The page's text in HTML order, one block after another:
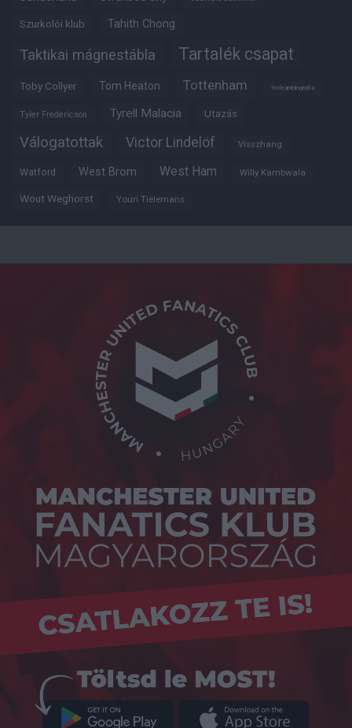
Szurkolói klub Tahith Chong
Taktikai mágnestábla Tartalék csapat
Toby Collyer Tom Heaton Tottenham Trófeabibliográfia
Tyler Fredericson Tyrell Malacia Utazás
Válogatottak Victor Lindelöf Visszhang
Watford West Brom West Ham Willy Kambwala
Wout Weghorst Youri Tielemans